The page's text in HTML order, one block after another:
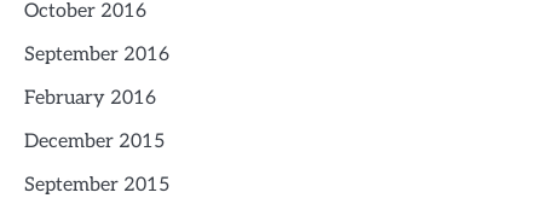
October 2016
September 2016
February 2016
December 2015
September 2015